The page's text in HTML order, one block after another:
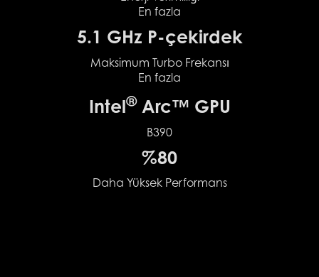
En fazla
5.1 GHz P-çekirdek
Maksimum Turbo Frekansı
En fazla
Intel®Arc™ GPU
B390
%80
Daha Yüksek Performans